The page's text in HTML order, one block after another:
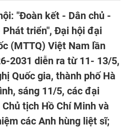
"Đoàn kết - Dân chủ -
triển", Đại hội đại
(MTTQ) Việt Nam lần
2031 diễn ra từ 11- 13/5,
Quốc gia, thành phố Hà
sáng 11/5, các đại
tịch Hồ Chí Minh và
các Anh hùng liệt sĩ;